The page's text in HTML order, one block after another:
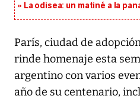
La odisea: un matiné a la
París, ciudad de
rinde homenaje esta
argentino con varios
año de su centenario,